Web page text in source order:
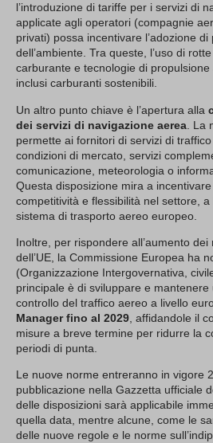
l’introduzione di tariffe per i servizi di
applicate agli operatori (compagnie
privati) possa incentivare l’adozione
dell’ambiente. Tra queste, l’uso di
carburante e tecnologie di propulsione
inclusi carburanti sostenibili.
Un altro punto chiave è l’apertura alla
dei servizi di navigazione aerea .
permette ai fornitori di servizi di
condizioni di mercato, servizi
comunicazione, meteorologia o
Questa disposizione mira a
competitività e flessibilità nel settore,
sistema di trasporto aereo europeo.
Inoltre, per rispondere all’aumento dei
dell’UE, la Commissione Europea ha
(Organizzazione Intergovernativa,
principale è di sviluppare e
controllo del traffico aereo a livello
Manager fino al 2029 , affidandole il
misure a breve termine per ridurre la
periodi di punta.
Le nuove norme entreranno in vigore
pubblicazione nella Gazzetta ufficiale
delle disposizioni sarà applicabile
quella data, mentre alcune, come le
delle nuove regole e le norme